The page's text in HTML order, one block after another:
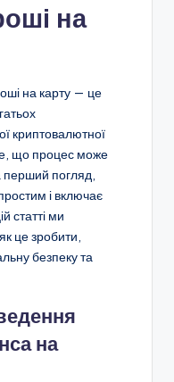
на
на карту — це
криптовалютної
що процес може
перший погляд,
і включає
статті ми
це зробити,
безпеку та
на